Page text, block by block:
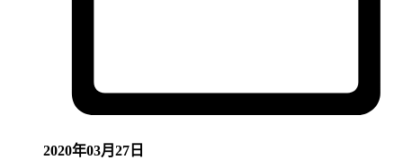
2020年03月27日